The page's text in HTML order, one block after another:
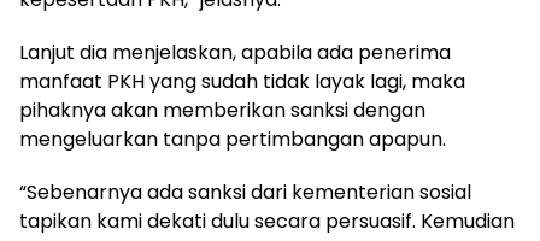
Lanjut dia menjelaskan, apabila ada penerima
manfaat PKH yang sudah tidak layak lagi, maka
pihaknya akan memberikan sanksi dengan
mengeluarkan tanpa pertimbangan apapun.
“Sebenarnya ada sanksi dari kementerian sosial
tapikan kami dekati dulu secara persuasif. Kemudian